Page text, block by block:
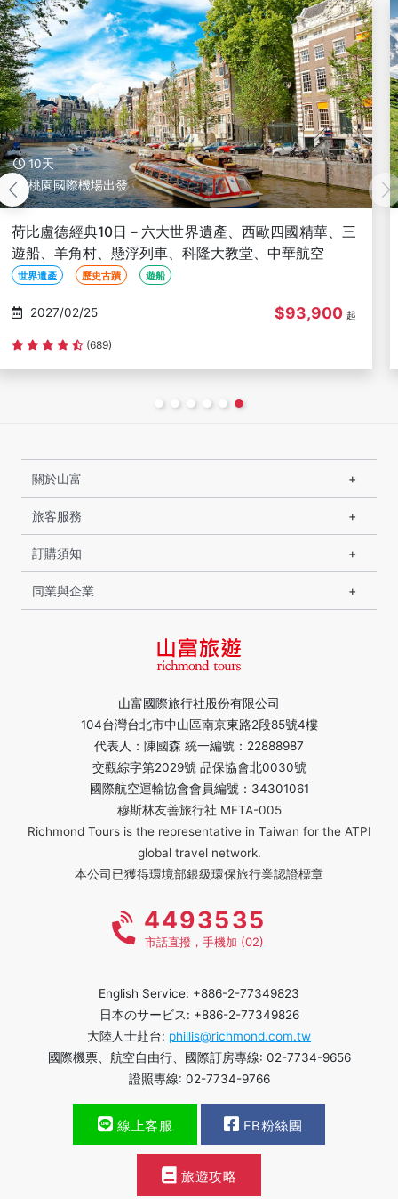
10天
桃園國際機場出發
德國、瑞士10日－少女峰、馬特洪峰、艾格快線、黃金
列車、冰河段國鐵、高奈葛拉特、萊茵河遊船【華航直
飛】
歷史古蹟 蜜月旅行 親子旅遊
2027/03/01 $135,000
(701)
山富國際旅行社股份有限公司
104台灣台北市中山區南京東路2段85號4樓
代表人：陳國森 統一編號：22888987
交觀綜字第2029號 品保協會北0030號
國際航空運輸協會會員編號：34301061
穆斯林友善旅行社 MFTA-005
Richmond Tours is the representative in Taiwan for the ATPI
global travel network.
本公司已獲得環境部銀級環保旅行業認證標章
關於山富
旅客服務
訂購須知
同業與企業
4493535
市話直撥，手機加 (02)
English Service: +886-2-77349823
日本のサービス: +886-2-77349826
大陸人士赴台: phillis@richmond.com.tw
國際機票、航空自由行、國際訂房專線: 02-7734-9656
證照專線: 02-7734-9766
線上客服 FB粉絲團
旅遊攻略